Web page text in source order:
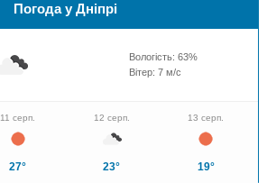
Погода у Дніпрі
Вологість: 63%
Вітер: 7м/с
11 серп.
27°
12 серп.
23°
13 серп.
19°